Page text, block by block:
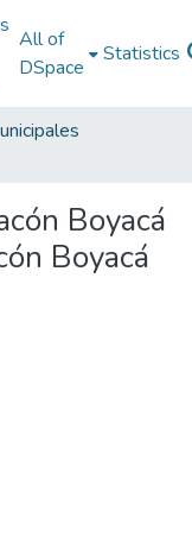
All of
DSpace
Statistics
Boyacá
Boyacá